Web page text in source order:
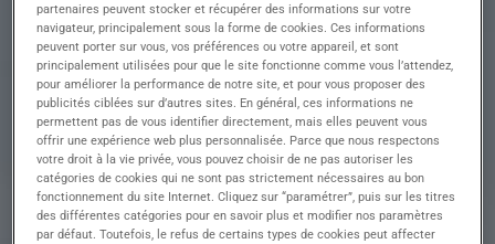
Expérience
Salaire
Contrat
Ville
()
partenaires peuvent stocker et récupérer des informations sur votre
navigateur, principalement sous la forme de cookies. Ces informations
peuvent porter sur vous, vos préférences ou votre appareil, et sont
principalement utilisées pour que le site fonctionne comme vous l’attendez,
pour améliorer la performance de notre site, et pour vous proposer des
publicités ciblées sur d’autres sites. En général, ces informations ne
permettent pas de vous identifier directement, mais elles peuvent vous
offrir une expérience web plus personnalisée. Parce que nous respectons
votre droit à la vie privée, vous pouvez choisir de ne pas autoriser les
catégories de cookies qui ne sont pas strictement nécessaires au bon
fonctionnement du site Internet. Cliquez sur “paramétrer”, puis sur les titres
des différentes catégories pour en savoir plus et modifier nos paramètres
par défaut. Toutefois, le refus de certains types de cookies peut affecter